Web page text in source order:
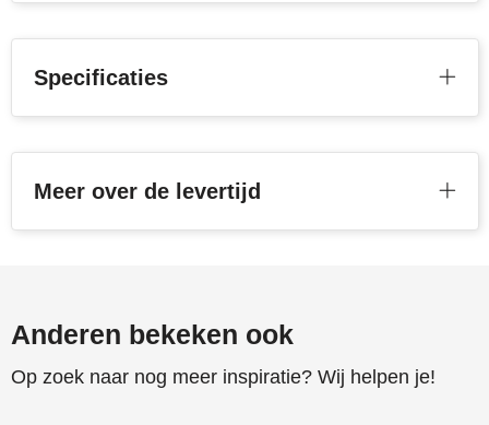
Toppoint
Victorinox
Waterman
Specificaties
Meer over de levertijd
Anderen bekeken ook
Op zoek naar nog meer inspiratie? Wij helpen je!